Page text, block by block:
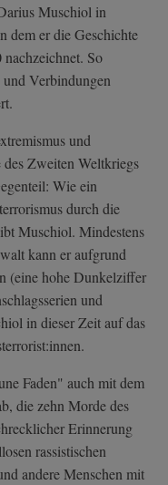
Muschiol in
dem er die Geschichte
So
Verbindungen
und
Zweiten Weltkriegs
Wie ein
durch die
Muschiol. Mindestens
kann er aufgrund
(eine hohe Dunkelziffer
und
in dieser Zeit auf das
Faden" auch mit dem
die zehn Morde des
Erinnerung
rassistischen
andere Menschen mit